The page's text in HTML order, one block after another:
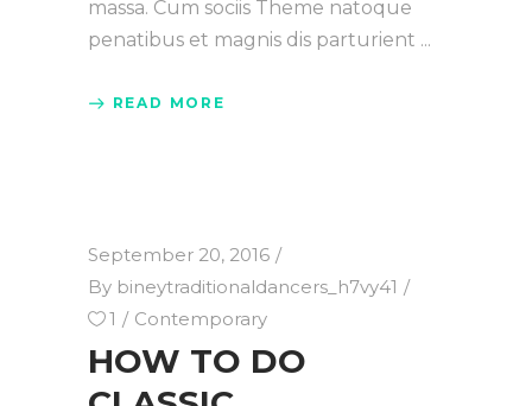
massa. Cum sociis Theme natoque
penatibus et magnis dis parturient
READ MORE
September 20, 2016
By bineytraditionaldancers_h7vy41
1
Contemporary
HOW TO DO